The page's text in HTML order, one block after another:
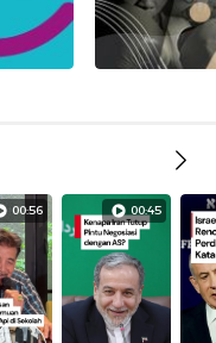
00:56 00:45